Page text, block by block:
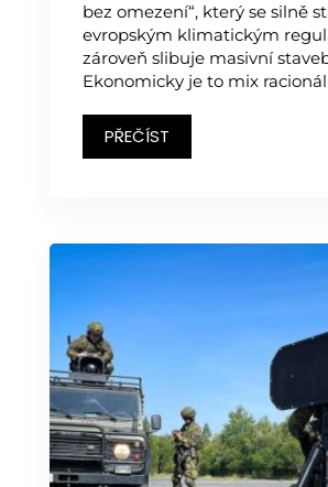
bez omezení“, který se silně
evropským klimatickým
zároveň slibuje masivní
Ekonomicky je to mix
PŘEČÍST